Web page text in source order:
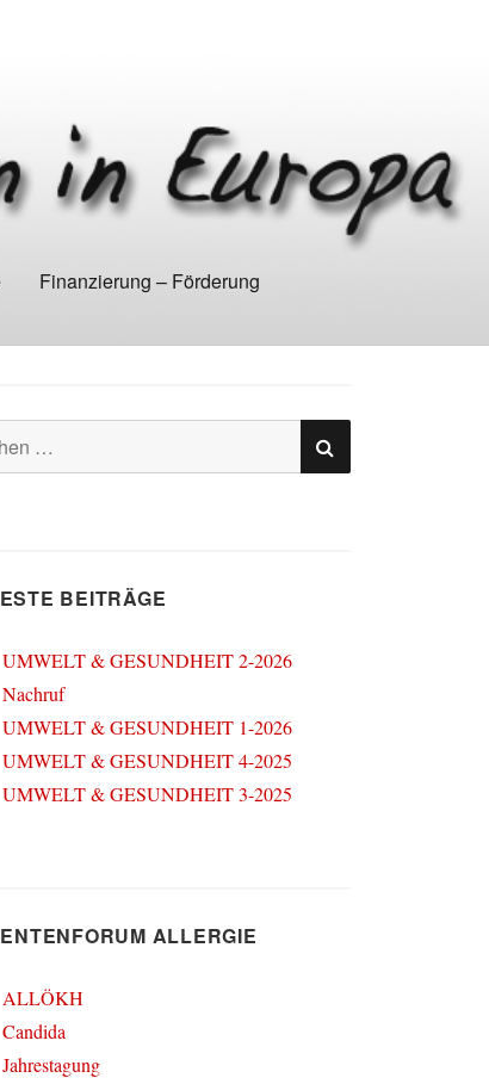
Finanzierung – Förderung
SUCHEN
BEITRÄGE
UMWELT & GESUNDHEIT 2-2026
Nachruf
UMWELT & GESUNDHEIT 1-2026
UMWELT & GESUNDHEIT 4-2025
UMWELT & GESUNDHEIT 3-2025
ALLERGIE
ALLÖKH
Candida
Jahrestagung